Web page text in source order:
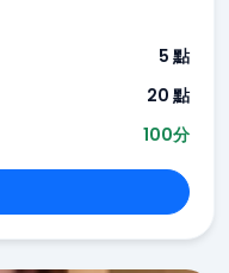
5 點
20 點
100分